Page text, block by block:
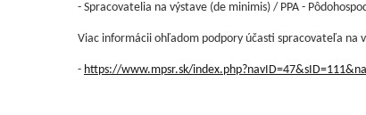
- Spracovatelia na výstave (de minimis) / PPA -
Viac informácii ohľadom podpory účasti spracovateľa na
- https://www.mpsr.sk/